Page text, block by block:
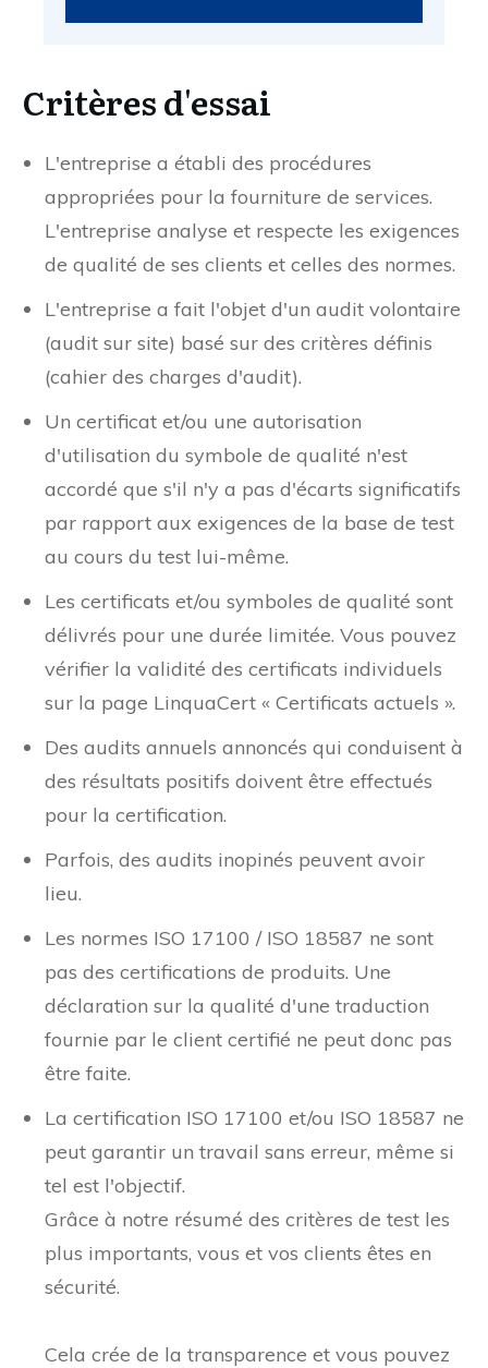
Critères d'essai
L'entreprise a établi des procédures
appropriées pour la fourniture de services.
L'entreprise analyse et respecte les exigences
de qualité de ses clients et celles des normes.
L'entreprise a fait l'objet d'un audit volontaire
(audit sur site) basé sur des critères définis
(cahier des charges d'audit).
Un certificat et/ou une autorisation
d'utilisation du symbole de qualité n'est
accordé que s'il n'y a pas d'écarts significatifs
par rapport aux exigences de la base de test
au cours du test lui-même.
Les certificats et/ou symboles de qualité sont
délivrés pour une durée limitée. Vous pouvez
vérifier la validité des certificats individuels
sur la page LinquaCert « Certificats actuels ».
Des audits annuels annoncés qui conduisent à
des résultats positifs doivent être effectués
pour la certification.
Parfois, des audits inopinés peuvent avoir
lieu.
Les normes ISO 17100 / ISO 18587 ne sont
pas des certifications de produits. Une
déclaration sur la qualité d'une traduction
fournie par le client certifié ne peut donc pas
être faite.
La certification ISO 17100 et/ou ISO 18587 ne
peut garantir un travail sans erreur, même si
tel est l'objectif.
Grâce à notre résumé des critères de test les
plus importants, vous et vos clients êtes en
sécurité.
Cela crée de la transparence et vous pouvez